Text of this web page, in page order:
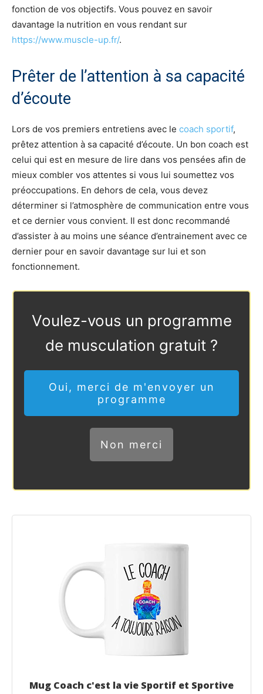
fonction de vos objectifs. Vous pouvez en savoir
davantage la nutrition en vous rendant sur
https://www.muscle-up.fr/.
Prêter de l’attention à sa capacité
d’écoute
Lors de vos premiers entretiens avec le coach sportif,
prêtez attention à sa capacité d’écoute. Un bon coach est
celui qui est en mesure de lire dans vos pensées afin de
mieux combler vos attentes si vous lui soumettez vos
préoccupations. En dehors de cela, vous devez
déterminer si l’atmosphère de communication entre vous
et ce dernier vous convient. Il est donc recommandé
d’assister à au moins une séance d’entrainement avec ce
dernier pour en savoir davantage sur lui et son
fonctionnement.
Voulez-vous un programme
de musculation gratuit ?
Oui, merci de m'envoyer un
programme
Non merci
Mug Coach c'est la vie Sportif et Sportive